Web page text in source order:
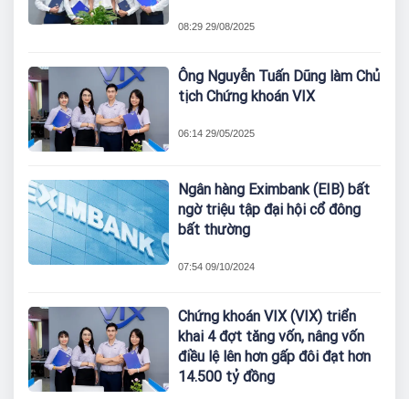
08:29 29/08/2025
Ông Nguyễn Tuấn Dũng làm Chủ
tịch Chứng khoán VIX
06:14 29/05/2025
Ngân hàng Eximbank (EIB) bất
ngờ triệu tập đại hội cổ đông
bất thường
07:54 09/10/2024
Chứng khoán VIX (VIX) triển
khai 4 đợt tăng vốn, nâng vốn
điều lệ lên hơn gấp đôi đạt hơn
14.500 tỷ đồng